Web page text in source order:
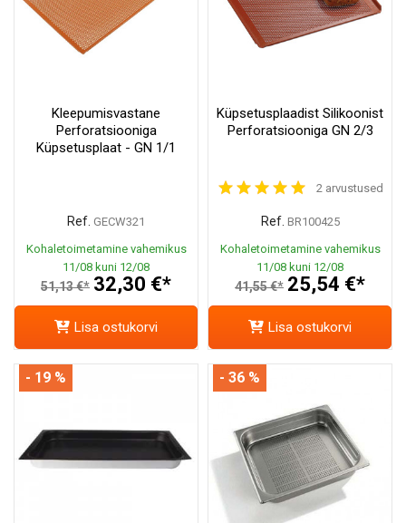
Kleepumisvastane
Perforatsiooniga
Küpsetusplaat - GN 1/1
Ref. GECW321
Kohaletoimetamine vahemikus
11/08 kuni 12/08
51,13 €* 32,30 €*
Lisa ostukorvi
Küpsetusplaadist Silikoonist
Perforatsiooniga GN 2/3
2 arvustused
Ref. BR100425
Kohaletoimetamine vahemikus
11/08 kuni 12/08
41,55 €* 25,54 €*
Lisa ostukorvi
- 19 % - 36 %